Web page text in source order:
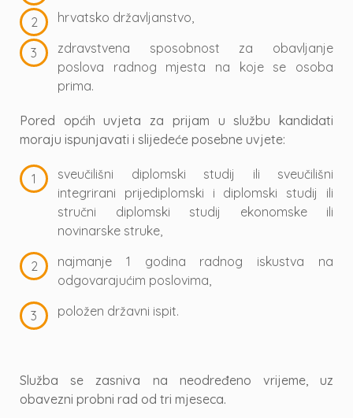
hrvatsko državljanstvo,
zdravstvena sposobnost za obavljanje
poslova radnog mjesta na koje se osoba
prima.
Pored općih uvjeta za prijam u službu kandidati
moraju ispunjavati i slijedeće posebne uvjete:
sveučilišni diplomski studij ili sveučilišni
integrirani prijediplomski i diplomski studij ili
stručni diplomski studij ekonomske ili
novinarske struke,
najmanje 1 godina radnog iskustva na
odgovarajućim poslovima,
položen državni ispit.
Služba se zasniva na neodređeno vrijeme, uz
obavezni probni rad od tri mjeseca.